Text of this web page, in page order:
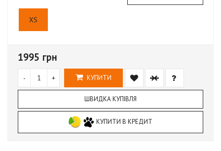
XS
1995 грн
- + КУПИТИ
ШВИДКА КУПІВЛЯ
КУПИТИ В КРЕДИТ